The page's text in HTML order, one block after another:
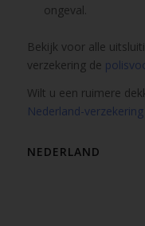
ongeval.
Bekijk voor alle
verzekering de
Wilt u een ruimere
Nederland-verzekering
NEDERLAND